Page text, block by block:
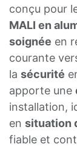
conçu pour
MALI en
soignée en
courante
la sécurité
apporte une
installation,
en situation
fiable et